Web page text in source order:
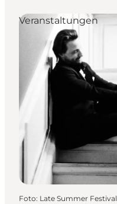
Veranstaltungen
Foto: Late Summer Festival